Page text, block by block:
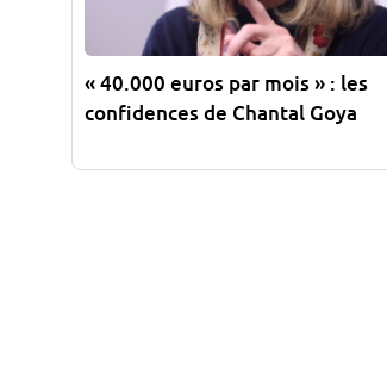
« 40.000 euros par mois » : les
confidences de Chantal Goya